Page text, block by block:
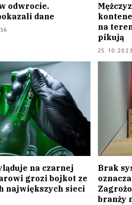
odwrocie.
dane
na
pikują
na czarnej
grozi bojkot ze
największych sieci
Brak
branży